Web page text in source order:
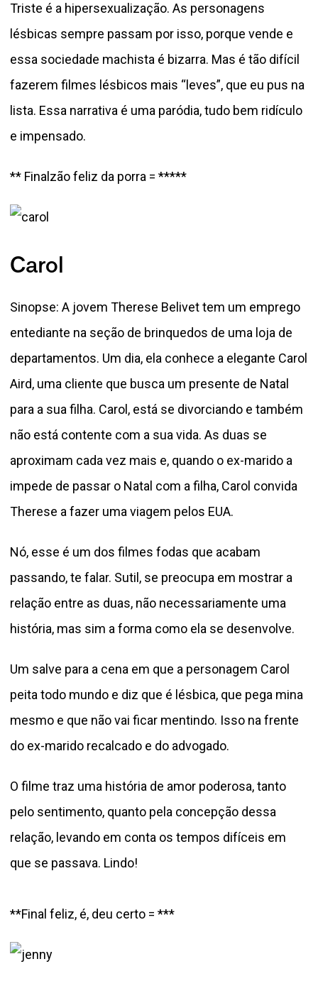
Triste é a hipersexualização. As personagens
lésbicas sempre passam por isso, porque vende e
essa sociedade machista é bizarra. Mas é tão difícil
fazerem filmes lésbicos mais “leves”, que eu pus na
lista. Essa narrativa é uma paródia, tudo bem ridículo
e impensado.
** Finalzão feliz da porra = *****
Carol
Sinopse: A jovem Therese Belivet tem um emprego
entediante na seção de brinquedos de uma loja de
departamentos. Um dia, ela conhece a elegante Carol
Aird, uma cliente que busca um presente de Natal
para a sua filha. Carol, está se divorciando e também
não está contente com a sua vida. As duas se
aproximam cada vez mais e, quando o ex-marido a
impede de passar o Natal com a filha, Carol convida
Therese a fazer uma viagem pelos EUA.
Nó, esse é um dos filmes fodas que acabam
passando, te falar. Sutil, se preocupa em mostrar a
relação entre as duas, não necessariamente uma
história, mas sim a forma como ela se desenvolve.
Um salve para a cena em que a personagem Carol
peita todo mundo e diz que é lésbica, que pega mina
mesmo e que não vai ficar mentindo. Isso na frente
do ex-marido recalcado e do advogado.
O filme traz uma história de amor poderosa, tanto
pelo sentimento, quanto pela concepção dessa
relação, levando em conta os tempos difíceis em
que se passava. Lindo!
**Final feliz, é, deu certo = ***